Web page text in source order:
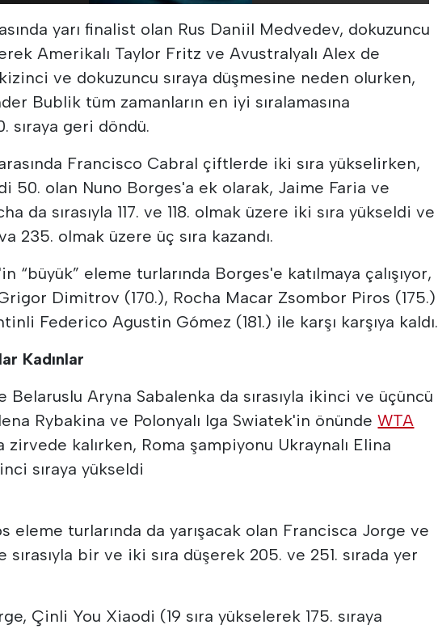
yarı finalist olan Rus Daniil Medvedev, dokuzuncu
Amerikalı Taylor Fritz ve Avustralyalı Alex de
ve dokuzuncu sıraya düşmesine neden olurken,
Bublik tüm zamanların en iyi sıralamasına
sıraya geri döndü.
Francisco Cabral çiftlerde iki sıra yükselirken,
50. olan Nuno Borges'a ek olarak, Jaime Faria ve
da sırasıyla 117. ve 118. olmak üzere iki sıra yükseldi ve
235. olmak üzere üç sıra kazandı.
“büyük” eleme turlarında Borges'e katılmaya çalışıyor,
Dimitrov (170.), Rocha Macar Zsombor Piros (175.)
Federico Agustin Gómez (181.) ile karşı karşıya kaldı.
Kadınlar
Belaruslu Aryna Sabalenka da sırasıyla ikinci ve üçüncü
Rybakina ve Polonyalı Iga Swiatek'in önündeWTA
zirvede kalırken, Roma şampiyonu Ukraynalı Elina
sıraya yükseldi
eleme turlarında da yarışacak olan Francisca Jorge ve
bir ve iki sıra düşerek 205. ve 251. sırada yer
Çinli You Xiaodi (19 sıra yükselerek 175. sıraya